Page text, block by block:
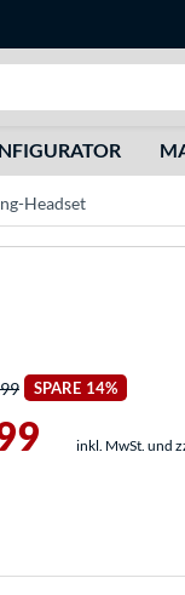
Headset
SPARE 14%
inkl. MwSt. und